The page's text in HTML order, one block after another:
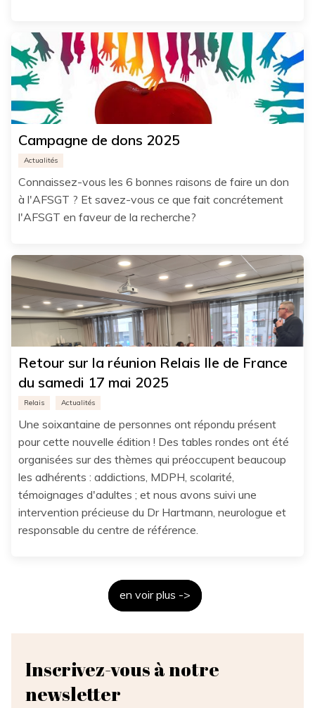
Campagne de dons 2025
Actualités
Connaissez-vous les 6 bonnes raisons de faire un don
à l'AFSGT ? Et savez-vous ce que fait concrétement
l'AFSGT en faveur de la recherche?
Retour sur la réunion Relais Ile de France
du samedi 17 mai 2025
Relais Actualités
Une soixantaine de personnes ont répondu présent
pour cette nouvelle édition ! Des tables rondes ont été
organisées sur des thèmes qui préoccupent beaucoup
les adhérents : addictions, MDPH, scolarité,
témoignages d'adultes ; et nous avons suivi une
intervention précieuse du Dr Hartmann, neurologue et
responsable du centre de référence.
en voir plus ->
Inscrivez-vous à notre
newsletter